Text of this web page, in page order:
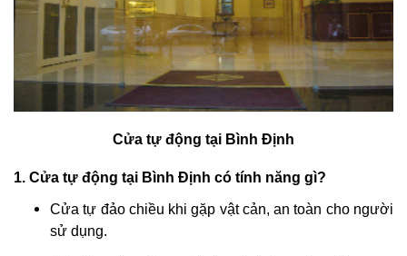
Cửa tự động tại Bình Định
1. Cửa tự động tại Bình Định có tính năng gì?
Cửa tự đảo chiều khi gặp vật cản, an toàn cho người
sử dụng.